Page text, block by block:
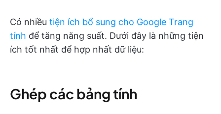
Có nhiều tiện ích bổ sung cho Google Trang
tính để tăng năng suất. Dưới đây là những tiện
ích tốt nhất để hợp nhất dữ liệu:
Ghép các bảng tính